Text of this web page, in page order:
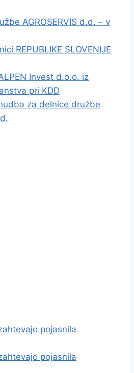
AGROSERVIS d.d. – v
REPUBLIKE SLOVENIJE
Invest d.o.o. iz
pri KDD
za delnice družbe
pojasnila
pojasnila